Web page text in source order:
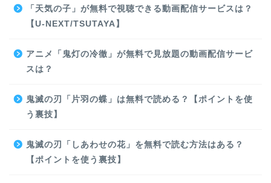
「天気の子」が無料で視聴できる動画配信サービスは？
【U-NEXT/TSUTAYA】
アニメ「鬼灯の冷徹」が無料で見放題の動画配信サービ
スは？
鬼滅の刃「片羽の蝶」は無料で読める？【ポイントを使
う裏技】
鬼滅の刃「しあわせの花」を無料で読む方法はある？
【ポイントを使う裏技】